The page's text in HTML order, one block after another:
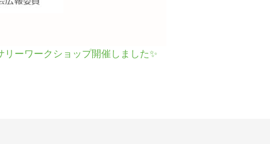
リーワークショップ開催しました✨